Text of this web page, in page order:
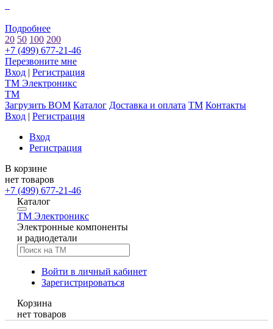
Подробнее
20 50 100 200
+7 (499) 677-21-46
Перезвоните мне
Вход | Регистрация
TM Электроникс
TM
Загрузить BOM Каталог Доставка и оплата TM Контакты
Вход | Регистрация
Вход
Регистрация
В корзине
нет товаров
+7 (499) 677-21-46
Каталог
TM Электроникс
Электронные компоненты
и радиодетали
Войти в личный кабинет
Зарегистрироваться
Корзина
нет товаров